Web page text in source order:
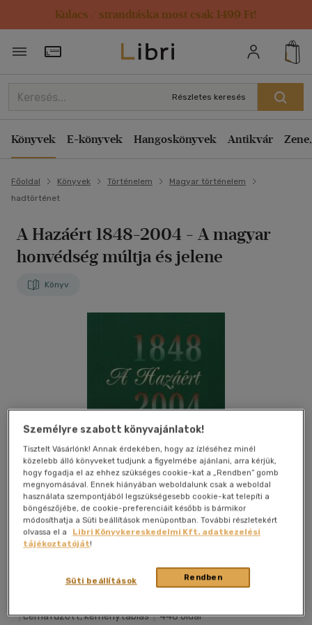
Kulacs / strandtáska most csak 1499 Ft!
Törzsvásárlói Kártya adatai
Részletes keresés
Könyvek E-könyvek Hangoskönyvek Antikvár
Főoldal Könyvek Történelem
Magyar történelem
hadtörténet
A Hazáért 1848-2004 - A magyar
honvédség múltja és jelene
Könyv
Kívánságlistához adom
|cérnafűzött, keménytáblás|448 oldal
Személyre szabott könyvajánlatok!
Tisztelt Vásárlónk! Annak érdekében, hogy az ízléséhez minél
közelebb álló könyveket tudjunk a figyelmébe ajánlani, arra kérjük,
hogy fogadja el az ehhez szükséges cookie-kat a „Rendben” gomb
megnyomásával. Ennek hiányában weboldalunk csak a weboldal
használata szempontjából legszükségesebb cookie-kat telepíti a
böngészőjébe, de cookie-preferenciáit később is bármikor
módosíthatja a Süti beállítások menüpontban. További részletekért
olvassa el a
Libri Könyvkereskedelmi Kft. adatkezelési
tájékoztatóját!
Rendben
Süti beállítások